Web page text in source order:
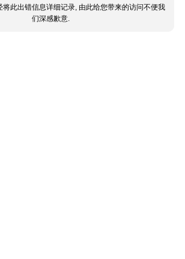
将此出错信息详细记录, 由此给您带来的访问不便我
们深感歉意.